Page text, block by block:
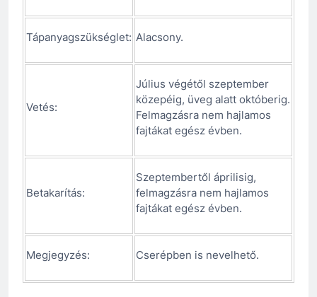
Tápanyagszükséglet: Alacsony.
Vetés:
Július végétől szeptember
közepéig, üveg alatt októberig.
Felmagzásra nem hajlamos
fajtákat egész évben.
Betakarítás:
Szeptembertől áprilisig,
felmagzásra nem hajlamos
fajtákat egész évben.
Megjegyzés: Cserépben is nevelhető.